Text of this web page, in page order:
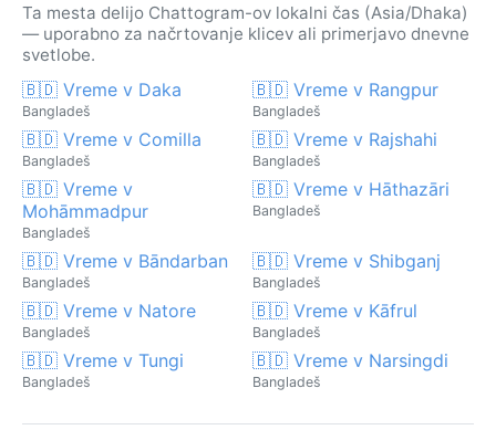
Ta mesta delijo Chattogram-ov lokalni čas (Asia/Dhaka)
— uporabno za načrtovanje klicev ali primerjavo dnevne
svetlobe.
🇧🇩 Vreme v Daka
Bangladeš
🇧🇩 Vreme v Rangpur
Bangladeš
🇧🇩 Vreme v Comilla
Bangladeš
🇧🇩 Vreme v Rajshahi
Bangladeš
🇧🇩 Vreme v
Mohāmmadpur
Bangladeš
🇧🇩 Vreme v Hāthazāri
Bangladeš
🇧🇩 Vreme v Bāndarban
Bangladeš
🇧🇩 Vreme v Shibganj
Bangladeš
🇧🇩 Vreme v Natore
Bangladeš
🇧🇩 Vreme v Kāfrul
Bangladeš
🇧🇩 Vreme v Tungi
Bangladeš
🇧🇩 Vreme v Narsingdi
Bangladeš